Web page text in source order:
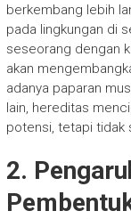
berkembang lebih
pada lingkungan di
seseorang dengan
akan
adanya paparan
lain, hereditas
potensi, tetapi tidak
2.